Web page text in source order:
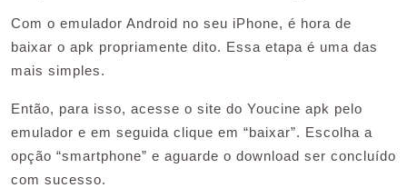
Com o emulador Android no seu iPhone, é hora de
baixar o apk propriamente dito. Essa etapa é uma das
mais simples.
Então, para isso, acesse o site do Youcine apk pelo
emulador e em seguida clique em “baixar”. Escolha a
opção “smartphone” e aguarde o download ser concluído
com sucesso.